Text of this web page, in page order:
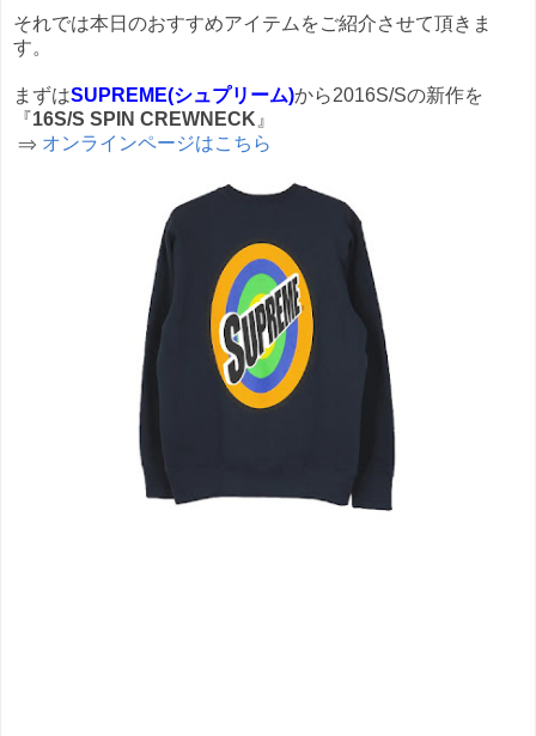
それでは本日のおすすめアイテムをご紹介させて頂きま
す。
まずはSUPREME(シュプリーム)から2016S/Sの新作を
『16S/S SPIN CREWNECK 』
⇒ オンラインページはこちら